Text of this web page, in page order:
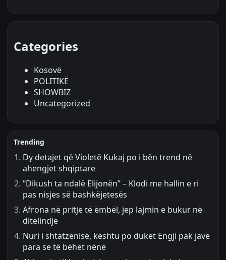
Categories
Kosovë
POLITIKË
SHOWBIZ
Uncategorized
Trending
Dy detajet që Violetë Kukaj po i bën trend në
ahengjet shqiptare
“Dikush ta ndalë Elijonën” – Klodi me hallin e ri
pas nisjes së bashkëjetesës
Afrona në pritje të ëmbël, jep lajmin e bukur në
ditëlindje
Nuri i shtatzënisë, kështu po duket Engji pak javë
para se të bëhet nënë